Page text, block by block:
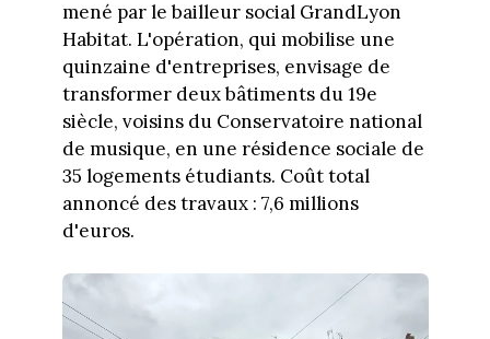
mené par le bailleur social GrandLyon
Habitat. L'opération, qui mobilise une
quinzaine d'entreprises, envisage de
transformer deux bâtiments du 19e
siècle, voisins du Conservatoire national
de musique, en une résidence sociale de
35 logements étudiants. Coût total
annoncé des travaux : 7,6 millions
d'euros.